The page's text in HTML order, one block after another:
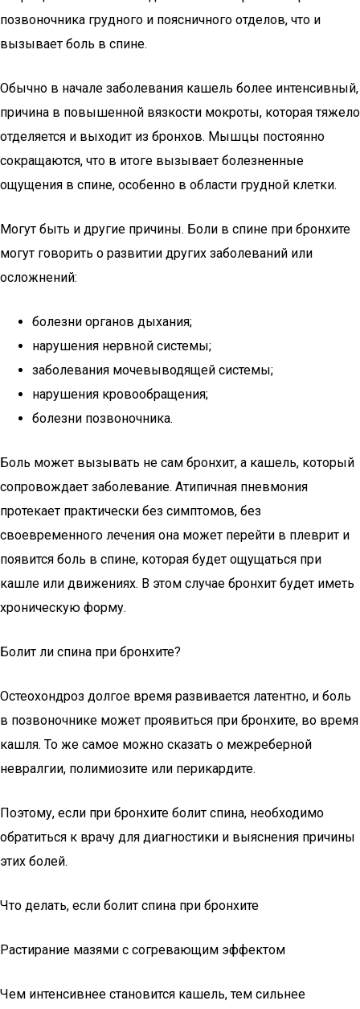
позвоночника грудного и поясничного отделов, что и
вызывает боль в спине.
Обычно в начале заболевания кашель более интенсивный,
причина в повышенной вязкости мокроты, которая тяжело
отделяется и выходит из бронхов. Мышцы постоянно
сокращаются, что в итоге вызывает болезненные
ощущения в спине, особенно в области грудной клетки.
Могут быть и другие причины. Боли в спине при бронхите
могут говорить о развитии других заболеваний или
осложнений:
болезни органов дыхания;
нарушения нервной системы;
заболевания мочевыводящей системы;
нарушения кровообращения;
болезни позвоночника.
Боль может вызывать не сам бронхит, а кашель, который
сопровождает заболевание. Атипичная пневмония
протекает практически без симптомов, без
своевременного лечения она может перейти в плеврит и
появится боль в спине, которая будет ощущаться при
кашле или движениях. В этом случае бронхит будет иметь
хроническую форму.
Болит ли спина при бронхите?
Остеохондроз долгое время развивается латентно, и боль
в позвоночнике может проявиться при бронхите, во время
кашля. То же самое можно сказать о межреберной
невралгии, полимиозите или перикардите.
Поэтому, если при бронхите болит спина, необходимо
обратиться к врачу для диагностики и выяснения причины
этих болей.
Что делать, если болит спина при бронхите
Растирание мазями с согревающим эффектом
Чем интенсивнее становится кашель, тем сильнее